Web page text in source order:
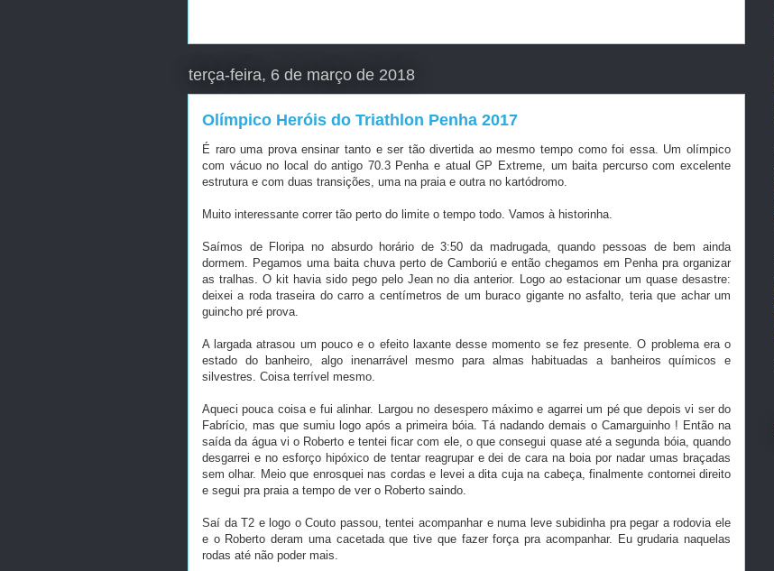
terça-feira, 6 de março de 2018
Olímpico Heróis do Triathlon Penha 2017
É raro uma prova ensinar tanto e ser tão divertida ao mesmo tempo como foi essa. Um olímpico
com vácuo no local do antigo 70.3 Penha e atual GP Extreme, um baita percurso com excelente
estrutura e com duas transições, uma na praia e outra no kartódromo.
Muito interessante correr tão perto do limite o tempo todo. Vamos à historinha.
Saímos de Floripa no absurdo horário de 3:50 da madrugada, quando pessoas de bem ainda
dormem. Pegamos uma baita chuva perto de Camboriú e então chegamos em Penha pra organizar
as tralhas. O kit havia sido pego pelo Jean no dia anterior. Logo ao estacionar um quase desastre:
deixei a roda traseira do carro a centímetros de um buraco gigante no asfalto, teria que achar um
guincho pré prova.
A largada atrasou um pouco e o efeito laxante desse momento se fez presente. O problema era o
estado do banheiro, algo inenarrável mesmo para almas habituadas a banheiros químicos e
silvestres. Coisa terrível mesmo.
Aqueci pouca coisa e fui alinhar. Largou no desespero máximo e agarrei um pé que depois vi ser do
Fabrício, mas que sumiu logo após a primeira bóia. Tá nadando demais o Camarguinho ! Então na
saída da água vi o Roberto e tentei ficar com ele, o que consegui quase até a segunda bóia, quando
desgarrei e no esforço hipóxico de tentar reagrupar e dei de cara na boia por nadar umas braçadas
sem olhar. Meio que enrosquei nas cordas e levei a dita cuja na cabeça, finalmente contornei direito
e segui pra praia a tempo de ver o Roberto saindo.
Saí da T2 e logo o Couto passou, tentei acompanhar e numa leve subidinha pra pegar a rodovia ele
e o Roberto deram uma cacetada que tive que fazer força pra acompanhar. Eu grudaria naquelas
rodas até não poder mais.